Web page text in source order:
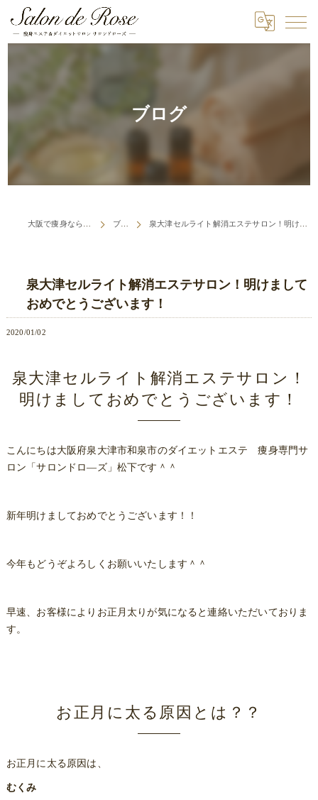
ブログ
ブログ 泉大津セルライト解消エステサロン！明けましておめでとうございます！
泉大津セルライト解消エステサロン！明けまして
おめでとうございます！
2020/01/02
泉大津セルライト解消エステサロン！
明けましておめでとうございます！
こんにちは大阪府泉大津市和泉市のダイエットエステ 痩身専門サ
ロン「サロンドロ―ズ」松下です＾＾
新年明けましておめでとうございます！！
今年もどうぞよろしくお願いいたします＾＾
早速、お客様によりお正月太りが気になると連絡いただいておりま
す。
お正月に太る原因とは？？
お正月に太る原因は、
むくみ